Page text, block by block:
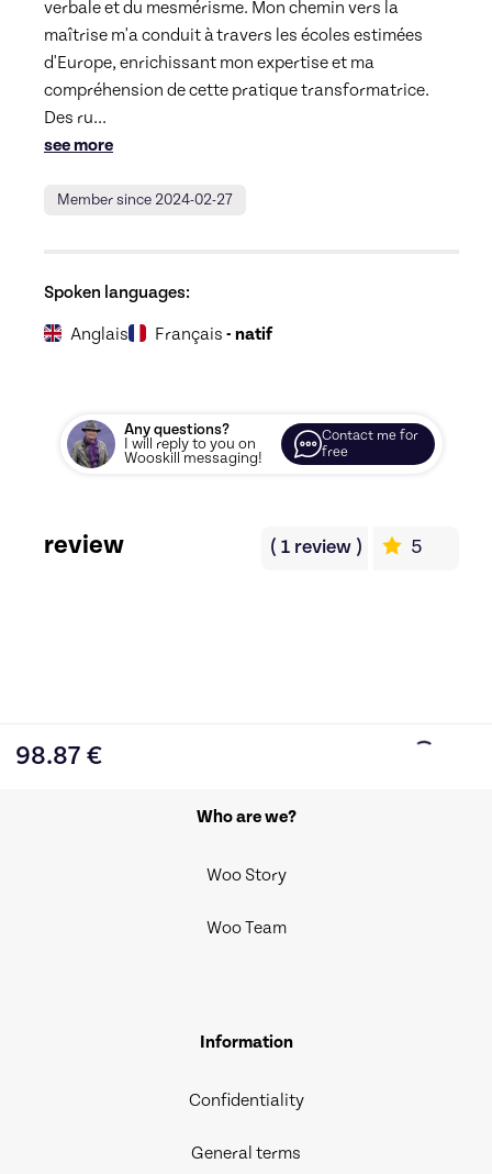
verbale et du mesmérisme. Mon chemin vers la
maîtrise m'a conduit à travers les écoles estimées
d'Europe, enrichissant mon expertise et ma
compréhension de cette pratique transformatrice.
Des ru...
see more
Member since 2024-02-27
Spoken languages:
Anglais Français - natif
Any questions?
I will reply to you on
Wooskill messaging!
Contact me for
free
review ( 1 review ) 5
98.87 €
Who are we?
Woo Story
Woo Team
Information
Confidentiality
General terms